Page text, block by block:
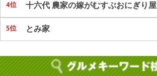
十六代 農家の嫁がむすぶおにぎり屋
とみ家